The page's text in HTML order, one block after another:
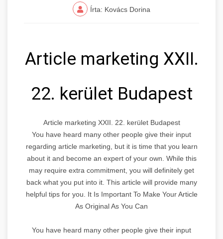
Írta: Kovács Dorina
Article marketing XXII.
22. kerület Budapest
Article marketing XXII. 22. kerület Budapest
You have heard many other people give their input
regarding article marketing, but it is time that you learn
about it and become an expert of your own. While this
may require extra commitment, you will definitely get
back what you put into it. This article will provide many
helpful tips for you. It Is Important To Make Your Article
As Original As You Can
You have heard many other people give their input